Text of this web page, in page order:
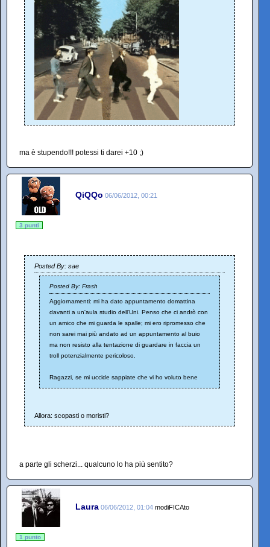
ma è stupendo!!! potessi ti darei +10 ;)
QiQQo 06/06/2012, 00:21
3 punti
Posted By: sae
Posted By: Frash
Aggiornamenti: mi ha dato appuntamento domattina
davanti a un'aula studio dell'Uni. Penso che ci andrò con
un amico che mi guarda le spalle; mi ero ripromesso che
non sarei mai più andato ad un appuntamento al buio
ma non resisto alla tentazione di guardare in faccia un
troll potenzialmente pericoloso.
Ragazzi, se mi uccide sappiate che vi ho voluto bene
Allora: scopasti o moristi?
a parte gli scherzi... qualcuno lo ha più sentito?
Laura 06/06/2012, 01:04 modiFICAto
1 punto